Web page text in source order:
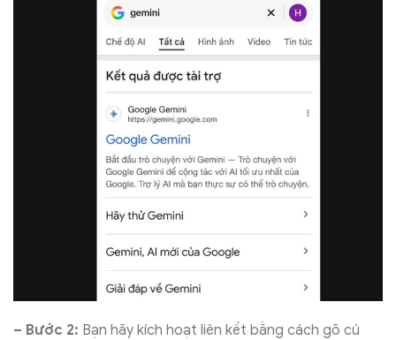
– Bước 2: Bạn hãy kích hoạt liên kết bằng cách gõ cú